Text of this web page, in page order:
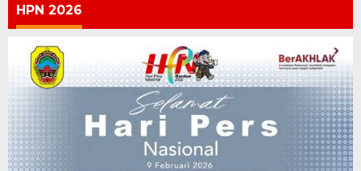
HPN 2026